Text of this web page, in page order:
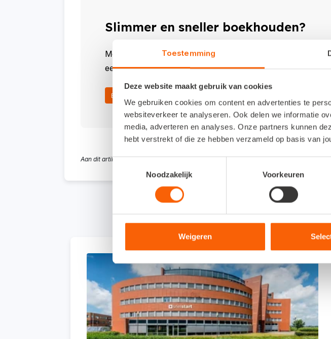
Toestemming
Deze website maakt gebruik van cookies
We gebruiken cookies om content en advertenties te
websiteverkeer te analyseren. Ook delen we informatie
media, adverteren en analyses. Onze partners kunnen
hebt verstrekt of die ze hebben verzameld op basis van
Toestemmingsselectie
Noodzakelijk
Voorkeuren
Weigeren
Slimmer en sneller boekhouden?
Met Snelstart kies je zelf in hoeverre je je administratie
een geautomatiseerd debiteurenbeheer en/of
Bekijk meer
Aan dit artikel kunnen geen rechten worden ontleend. De inhoud is met de grootste
Ook